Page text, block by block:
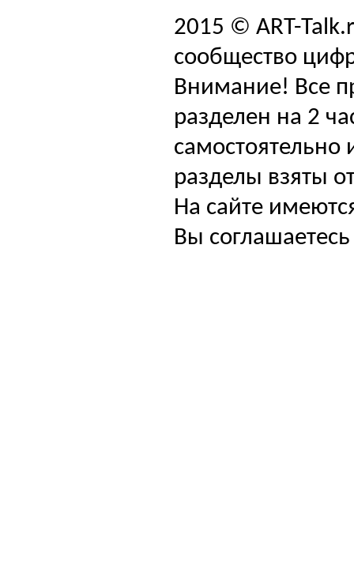
2015 © ART-
сообщество
Внимание! Все
разделен на 2
самостоятельно
разделы взяты
На сайте
Вы